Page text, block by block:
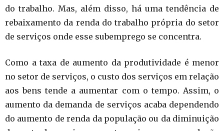
do trabalho. Mas, além disso, há uma tendência de
rebaixamento da renda do trabalho própria do setor
de serviços onde esse subemprego se concentra.
Como a taxa de aumento da produtividade é menor
no setor de serviços, o custo dos serviços em relação
aos bens tende a aumentar com o tempo. Assim, o
aumento da demanda de serviços acaba dependendo
do aumento de renda da população ou da diminuição